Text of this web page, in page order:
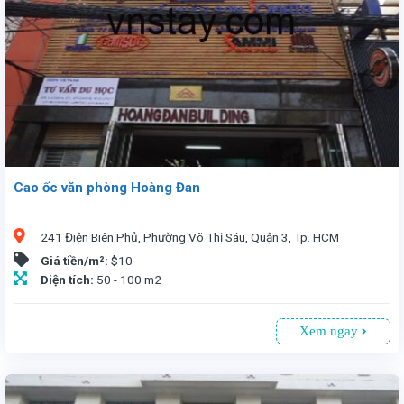
Cao ốc văn phòng Hoàng Đan
241 Điện Biên Phủ, Phường Võ Thị Sáu, Quận 3, Tp. HCM
Giá tiền/m²: $10
Diện tích: 50 - 100 m2
Xem ngay